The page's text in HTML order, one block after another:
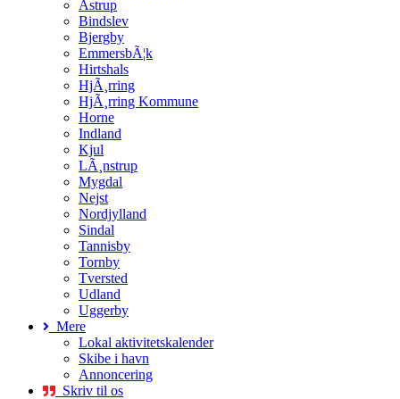
Astrup
Bindslev
Bjergby
EmmersbÃ¦k
Hirtshals
HjÃ¸rring
HjÃ¸rring Kommune
Horne
Indland
Kjul
LÃ¸nstrup
Mygdal
Nejst
Nordjylland
Sindal
Tannisby
Tornby
Tversted
Udland
Uggerby
Mere
Lokal aktivitetskalender
Skibe i havn
Annoncering
Skriv til os